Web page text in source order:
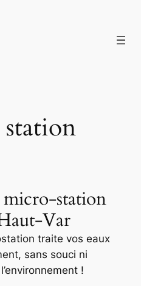
station
Var
traite vos eaux
sans souci ni
!